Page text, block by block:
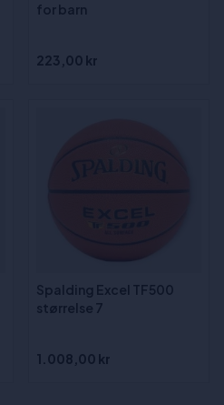
for barn
223,00 kr
Spalding Excel TF500
størrelse 7
1.008,00 kr